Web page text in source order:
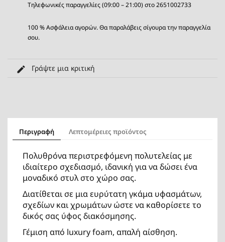
Τηλεφωνικές παραγγελίες (09:00 – 21:00) στο 2651002733
100 % Ασφάλεια αγορών. Θα παραλάβεις σίγουρα την παραγγελία
σου.
Γράψτε μια κριτική
Περιγραφή Λεπτομέρειες προϊόντος
Πολυθρόνα περιστρεφόμενη πολυτελείας με
ιδιαίτερο σχεδιασμό, ιδανική για να δώσει ένα
μοναδικό στυλ στο χώρο σας.
Διατίθεται σε μια ευρύτατη γκάμα υφασμάτων,
σχεδίων και χρωμάτων ώστε να καθορίσετε το
δικός σας ύφος διακόσμησης.
Γέμιση από luxury foam, απαλή αίσθηση.